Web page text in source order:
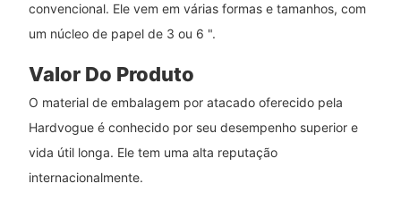
convencional. Ele vem em várias formas e tamanhos, com
um núcleo de papel de 3 ou 6 ".
Valor Do Produto
O material de embalagem por atacado oferecido pela
Hardvogue é conhecido por seu desempenho superior e
vida útil longa. Ele tem uma alta reputação
internacionalmente.